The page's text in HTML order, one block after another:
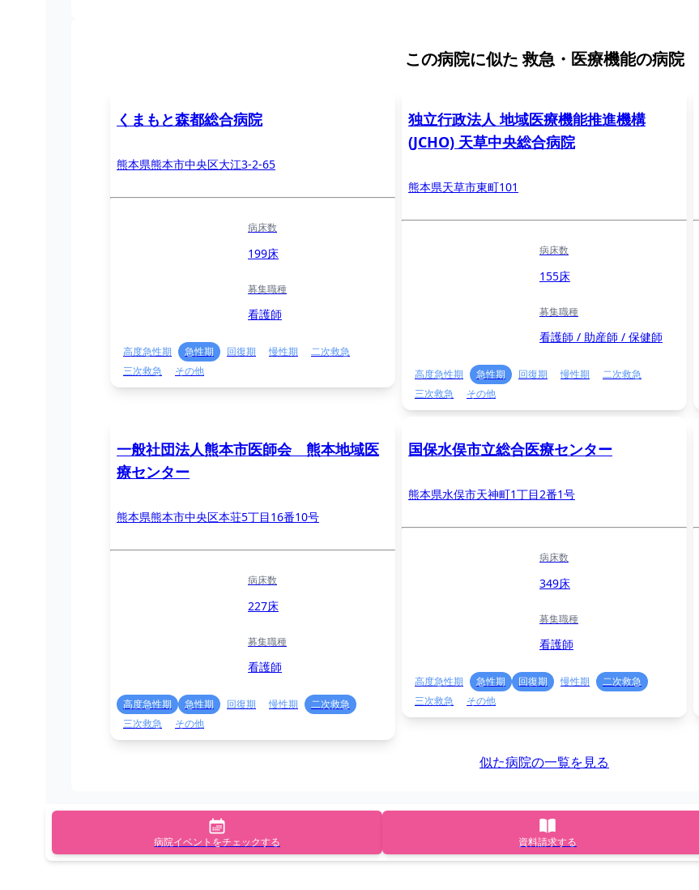
この病院に似た 救急・医療機能の病院
くまもと森都総合病院
熊本県熊本市中央区大江3-2-65
病床数
199床
募集職種
看護師
高度急性期 急性期 回復期 慢性期
二次救急
三次救急
その他
独立行政法人 地域医療機能推進機構
(JCHO) 天草中央総合病院
熊本県天草市東町101
病床数
155床
募集職種
看護師 / 助産師 / 保健師
高度急性期 急性期 回復期 慢性期
二次救急
三次救急
その他
一般社団法人熊本市医師会 熊本地域医
療センター
熊本県熊本市中央区本荘5丁目16番10号
病床数
227床
募集職種
看護師
高度急性期 急性期 回復期 慢性期
二次救急
三次救急
その他
国保水俣市立総合医療センター
熊本県水俣市天神町1丁目2番1号
病床数
349床
募集職種
看護師
高度急性期 急性期 回復期 慢性期
二次救急
三次救急
その他
似た病院の一覧を見る
病院イベントをチェックする 資料請求する